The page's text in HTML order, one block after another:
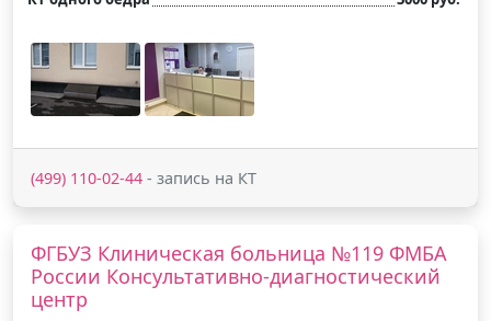
(499) 110-02-44 - запись на КТ
ФГБУЗ Клиническая больница №119 ФМБА
России Консультативно-диагностический
центр